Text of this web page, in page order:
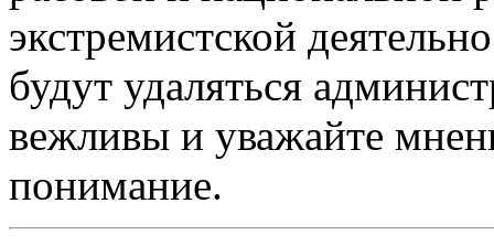
экстремистской
будут удаляться
вежливы и уважайте
понимание.